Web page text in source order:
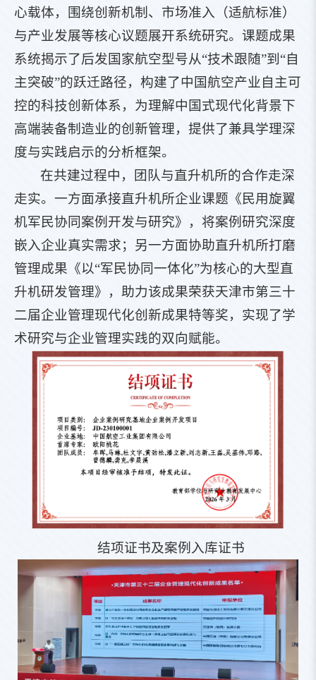
心载体，围绕创新机制、市场准入（适航标准）
与产业发展等核心议题展开系统研究。课题成果
系统揭示了后发国家航空型号从“技术跟随”到“自
主突破”的跃迁路径，构建了中国航空产业自主可
控的科技创新体系，为理解中国式现代化背景下
高端装备制造业的创新管理，提供了兼具学理深
度与实践启示的分析框架。
在共建过程中，团队与直升机所的合作走深
走实。一方面承接直升机所企业课题《民用旋翼
机军民协同案例开发与研究》，将案例研究深度
嵌入企业真实需求；另一方面协助直升机所打磨
管理成果《以“军民协同一体化”为核心的大型直
升机研发管理》，助力该成果荣获天津市第三十
二届企业管理现代化创新成果特等奖，实现了学
术研究与企业管理实践的双向赋能。
结项证书及案例入库证书